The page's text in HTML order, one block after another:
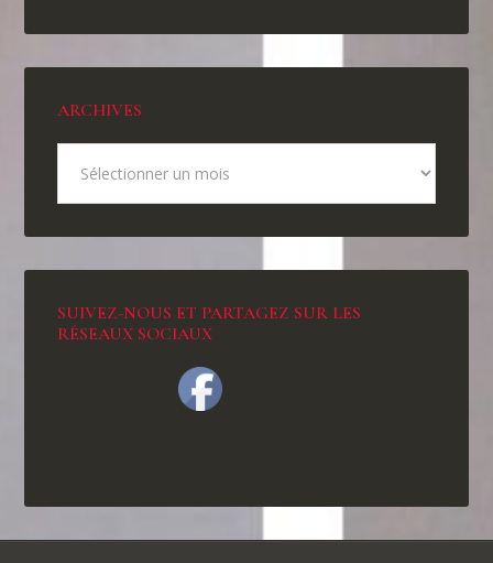
ARCHIVES
SUIVEZ-NOUS ET PARTAGEZ SUR LES
RÉSEAUX SOCIAUX